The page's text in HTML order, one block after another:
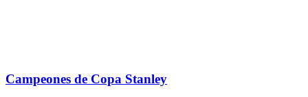
Campeones de Copa Stanley